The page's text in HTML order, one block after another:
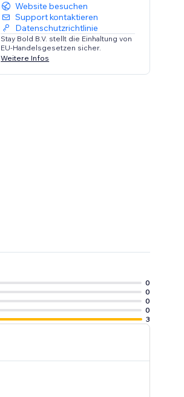
Website besuchen
Support kontaktieren
Datenschutzrichtlinie
Stay Bold B.V. stellt die Einhaltung von
EU-Handelsgesetzen sicher.
Weitere Infos
0
0
0
0
3